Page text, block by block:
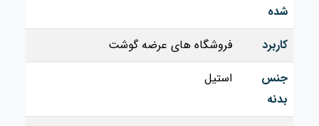
شده
کاربرد
فروشگاه های عرضه گوشت
جنس
بدنه
استیل